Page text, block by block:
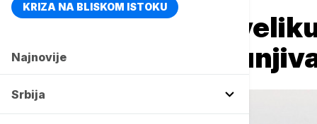
KRIZA NA BLISKOM ISTOKU
Najnovije
Srbija
Naučnici rešili
decenijama